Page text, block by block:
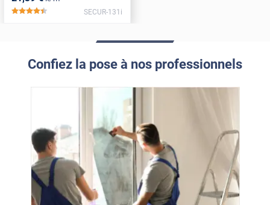
*****
SECUR-131i
Confiez la pose à nos professionnels